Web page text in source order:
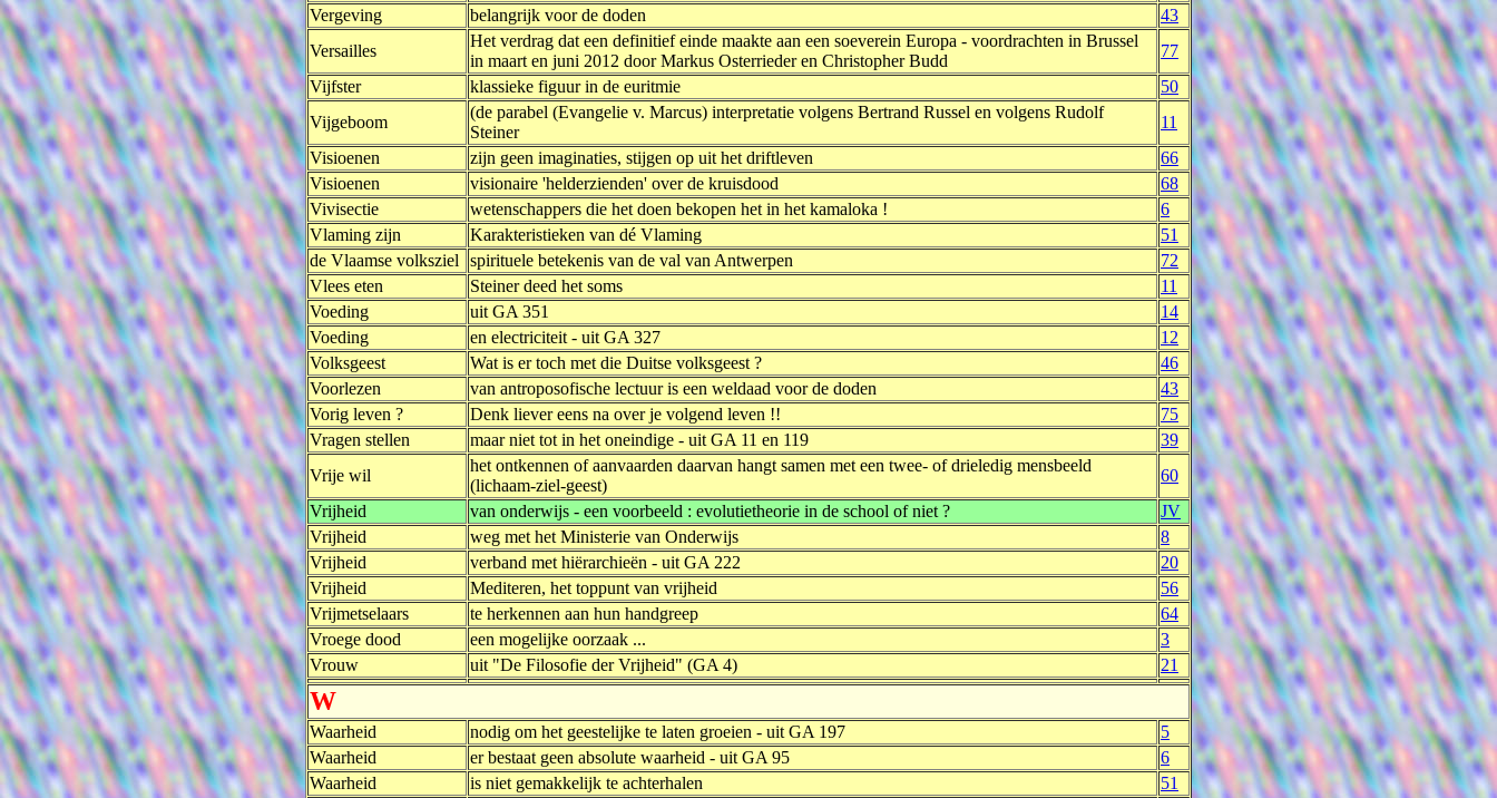
Vergeving
belangrijk voor de doden
43
Versailles
Het verdrag dat een definitief einde maakte aan een soeverein Europa - voordrachten in Brussel
in maart en juni 2012 door Markus Osterrieder en Christopher Budd
77
Vijfster
klassieke figuur in de euritmie
50
Vijgeboom
(de parabel (Evangelie v. Marcus) interpretatie volgens Bertrand Russel en volgens Rudolf
Steiner
11
Visioenen
zijn geen imaginaties, stijgen op uit het driftleven
66
Visioenen
visionaire 'helderzienden' over de kruisdood
68
Vivisectie
wetenschappers die het doen bekopen het in het kamaloka !
6
Vlaming zijn
Karakteristieken van dé Vlaming
51
de Vlaamse volksziel
spirituele betekenis van de val van Antwerpen
72
Vlees eten
Steiner deed het soms
11
Voeding
uit GA 351
14
Voeding
en electriciteit - uit GA 327
12
Volksgeest
Wat is er toch met die Duitse volksgeest ?
46
Voorlezen
van antroposofische lectuur is een weldaad voor de doden
43
Vorig leven ?
Denk liever eens na over je volgend leven !!
75
Vragen stellen
maar niet tot in het oneindige - uit GA 11 en 119
39
Vrije wil
het ontkennen of aanvaarden daarvan hangt samen met een twee- of drieledig mensbeeld
(lichaam-ziel-geest)
60
Vrijheid
van onderwijs - een voorbeeld : evolutietheorie in de school of niet ?
JV
Vrijheid
weg met het Ministerie van Onderwijs
8
Vrijheid
verband met hiërarchieën - uit GA 222
20
Vrijheid
Mediteren, het toppunt van vrijheid
56
Vrijmetselaars
te herkennen aan hun handgreep
64
Vroege dood
een mogelijke oorzaak ...
3
Vrouw
uit "De Filosofie der Vrijheid" (GA 4) 21
W
Waarheid nodig om het geestelijke te laten groeien - uit GA 197
5
Waarheid
er bestaat geen absolute waarheid - uit GA 95
6
Waarheid
is niet gemakkelijk te achterhalen
51